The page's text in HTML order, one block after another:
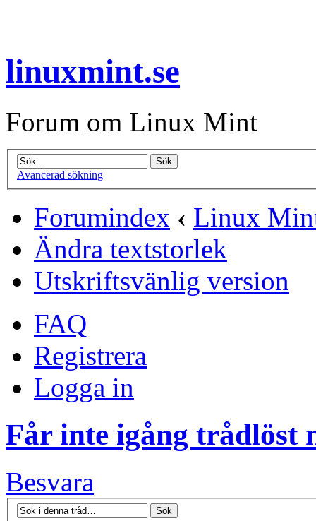
linuxmint.se
Forum om Linux Mint
Avancerad sökning
Forumindex ‹ Linux
Ändra textstorlek
Utskriftsvänlig version
FAQ
Registrera
Logga in
Får inte igång trådlöst
Besvara